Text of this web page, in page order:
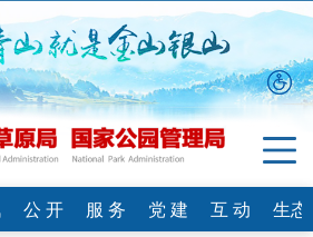
公 开 服 务 党 建 互 动
生